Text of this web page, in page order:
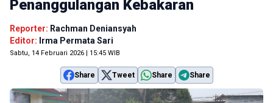
Penanggulangan Kebakaran
Reporter: Rachman Deniansyah
Editor: Irma Permata Sari
Sabtu, 14 Februari 2026 | 15:45 WIB
Share Tweet Share Share